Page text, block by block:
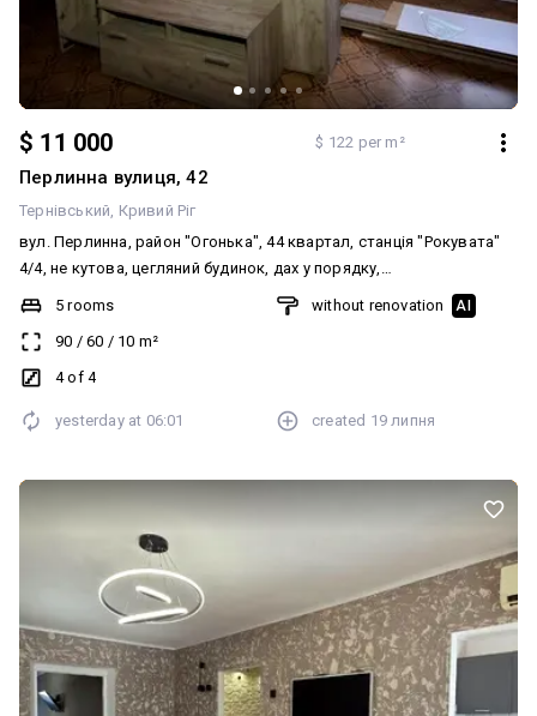
$ 11 000 $ 122 per m²
Перлинна вулиця, 42
Тернівський Кривий Ріг
вул. Перлинна, район "Огонька", 44 квартал, станція "Рокувата"
4/4, не кутова, цегляний будинок, дах у порядку,
відремонтований. кухня-студія. квартира в хорошому
житловому стані. замінені вікна, труби. санвузол і кухня —
кахель. поміняна сантехніка. є всі лічильники. Міжкімнатні двері.
Вхідні залізні двері. Документи повністю готові до продажу. Без
Анжеліка
5 rooms
90 / 60 / 10 m²
4 of 4
without renovation AI
yesterday at 06:01 created 19 липня